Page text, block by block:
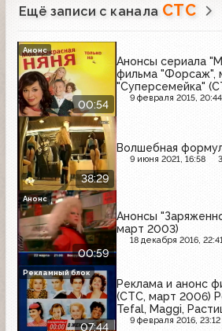
Ещё записи с канала СТС
00:54
Анонсы сериала
фильма "Форсаж",
"Суперсемейка"
9 февраля 2015, 20:44
Анонс
38:29
Волшебная
9 июня 2021, 16:58
00:59
Анонсы
март 2003)
18 декабря 2016,
Анонс
07:44
Реклама и анонс
(СТС, март 2006)
Tefal, Maggi,
9 февраля 2016, 23:12
Рекламный блок